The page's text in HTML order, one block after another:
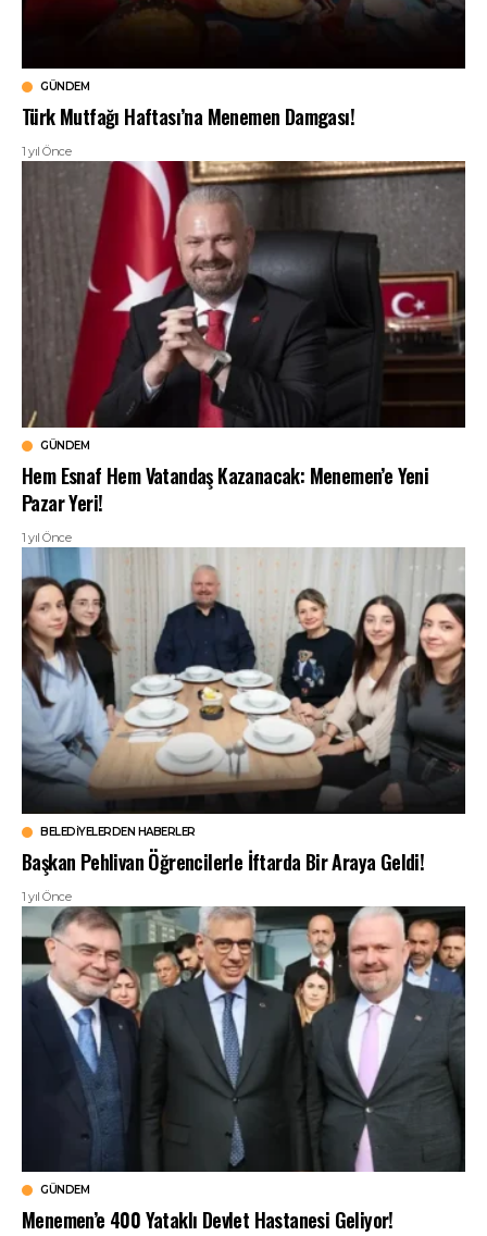
GÜNDEM
Türk Mutfağı Haftası’na Menemen Damgası!
1 yıl Önce
GÜNDEM
Hem Esnaf Hem Vatandaş Kazanacak: Menemen’e Yeni
Pazar Yeri!
1 yıl Önce
BELEDIYELERDEN HABERLER
Başkan Pehlivan Öğrencilerle İftarda Bir Araya Geldi!
1 yıl Önce
GÜNDEM
Menemen’e 400 Yataklı Devlet Hastanesi Geliyor!